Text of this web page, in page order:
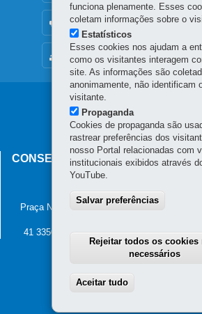
MAPA DO SITE
OUVIDORIA
Navegação
principal
CONSELHO ESTADUAL DE
SEGURANÇA DA
Palácio Iguaçu
Praça Nossa Senhora de Salette, s/n -
41 3350-2400 - Horário de atendimento:
funciona plenamente. Esses
coletam informações sobre o
Estatísticos
Esses cookies nos ajudam a
como os visitantes interagem
site. As informações são
anonimamente, não identificam
visitante.
Propaganda
Cookies de propaganda são
rastrear preferências dos
nosso Portal relacionadas com
institucionais exibidos através
YouTube.
Salvar preferências
Rejeitar todos os cookies
necessários
Aceitar tudo